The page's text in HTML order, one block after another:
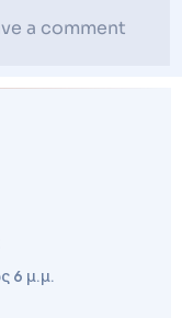
a comment
6 μ.μ.